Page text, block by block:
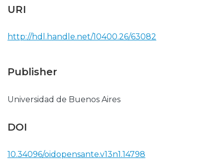
URI
http://hdl.handle.net/10400.26/63082
Publisher
Universidad de Buenos Aires
DOI
10.34096/oidopensante.v13n1.14798